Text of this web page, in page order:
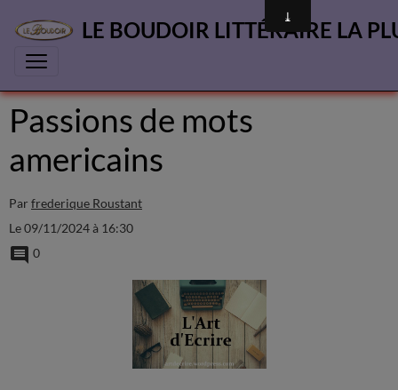
LE BOUDOIR LITTÉRAIRE LA
Passions de mots
americains
Par frederique Roustant
Le 09/11/2024à 16:30
0